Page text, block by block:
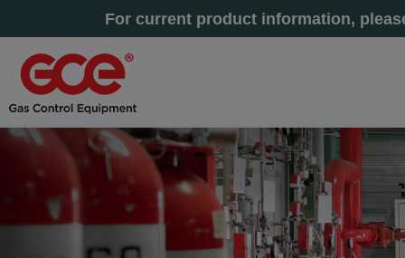
For current product information,